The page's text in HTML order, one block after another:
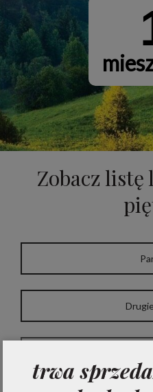
Zobacz listę
trwa